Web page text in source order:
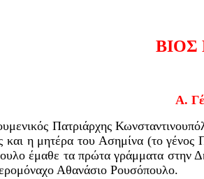
ΒΙΟΣ
Α.
Πατριάρχης
και η μητέρα του Ασημίνα (το
έμαθε τα πρώτα γράμματα στην
Αθανάσιο Ρουσόπουλο.